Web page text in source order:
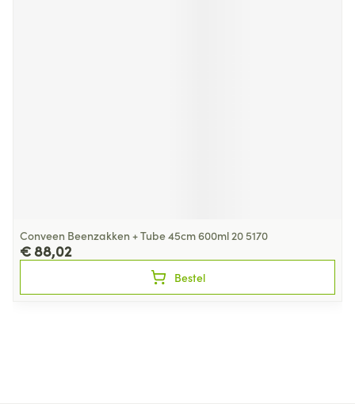
Conveen Beenzakken + Tube 45cm 600ml 20 5170
€ 88,02
Bestel